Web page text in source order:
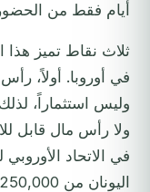
أيام فقط من
ثلاث نقاط تميز هذا
في أوروبا. أولاً،
وليس استثماراً،
ولا رأس مال قابل
في الاتحاد الأوروبي